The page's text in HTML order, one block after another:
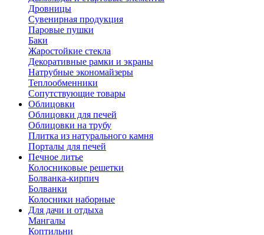
Дровницы
Сувенирная продукция
Паровые пушки
Баки
Жаростойкие стекла
Декоративные рамки и экраны
Натрубные экономайзеры
Теплообменники
Сопутствующие товары
Облицовки
Облицовки для печей
Облицовки на трубу
Плитка из натурального камня
Порталы для печей
Печное литье
Колосниковые решетки
Болванка-кирпич
Болванки
Колосники наборные
Для дачи и отдыха
Мангалы
Коптильни